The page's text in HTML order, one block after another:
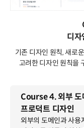
디자
기존 디자인 원칙, 새로
고려한 디자인 원칙을
Course 4. 외부 도
프로덕트 디자인
외부의 도메인과 사용